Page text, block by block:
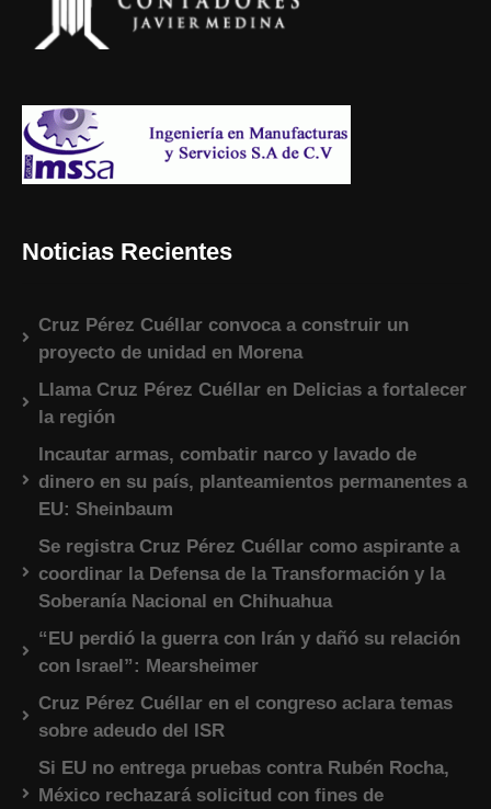
Noticias Recientes
Cruz Pérez Cuéllar convoca a construir un
proyecto de unidad en Morena
Llama Cruz Pérez Cuéllar en Delicias a fortalecer
la región
Incautar armas, combatir narco y lavado de
dinero en su país, planteamientos permanentes a
EU: Sheinbaum
Se registra Cruz Pérez Cuéllar como aspirante a
coordinar la Defensa de la Transformación y la
Soberanía Nacional en Chihuahua
“EU perdió la guerra con Irán y dañó su relación
con Israel”: Mearsheimer
Cruz Pérez Cuéllar en el congreso aclara temas
sobre adeudo del ISR
Si EU no entrega pruebas contra Rubén Rocha,
México rechazará solicitud con fines de